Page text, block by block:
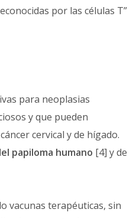
por las células T”
para neoplasias
y que pueden
cervical y de hígado.
papiloma humano [4] y de
vacunas terapéuticas, sin